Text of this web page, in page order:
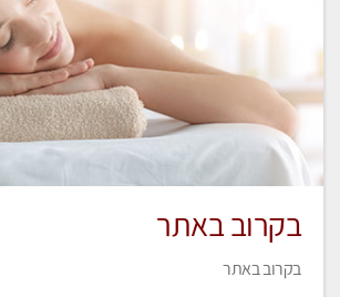
בקרוב באתר
בקרוב באתר